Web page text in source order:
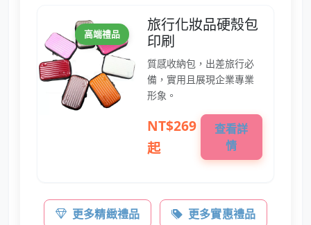
高端禮品
旅行化妝品硬殼包
印刷
質感收納包，出差旅行必
備，實用且展現企業專業
形象。
NT$269
起
查看詳
情
更多精緻禮品 更多實惠禮品